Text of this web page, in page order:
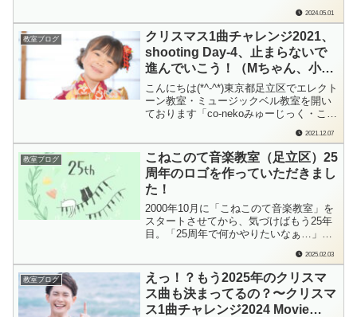
新学期、新生活スタートして1か月。新し
い生活にも少しずつ慣れてきた頃でしょ
うか？音楽のレッスン、新たに始めてみ
ませんか？こねこのて音楽教室（足立
区）...
2024.05.01
教室ブログ
クリスマス1曲チャレンジ2021、
shooting Day-4、止まらないで
進んでいこう！（Mちゃん、小
2、ピアノ出張レッスン）
こんにちは(*^-^*)東京都足立区でエレクト
ーン教室・ミュージックベル教室を開い
ております「co-nekoみゅーじっく・こね
す。ピアノの生徒さんあるあるでもあり
ますが…「演奏間違えちゃうと、止まっ
てもう一度弾き直したくなっちゃう」こ
れをどう乗り越えていこう…習い始...
2021.12.07
教室ブログ
こねこのて音楽教室（足立区）25
周年のロゴを作っていただきまし
た！
2000年10月に「こねこのて音楽教室」を
スタートさせてから、気づけばもう25年
目。「25周年で何かやりたいなぁ…」と
ザインをしてくださる方に出会うことが
できました♪この2月から、25周年記念の
ロゴを使い始めました。素敵なロゴデザ
インをしてくださった方、ご紹介させ...
2025.02.03
教室ブログ
えっ！？もう2025年のクリスマ
ス曲も決まってるの？〜クリスマ
ス1曲チャレンジ2024 Movie